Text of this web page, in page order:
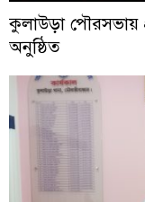
কুলাউড়া পৌরসভায়
অনুষ্ঠিত